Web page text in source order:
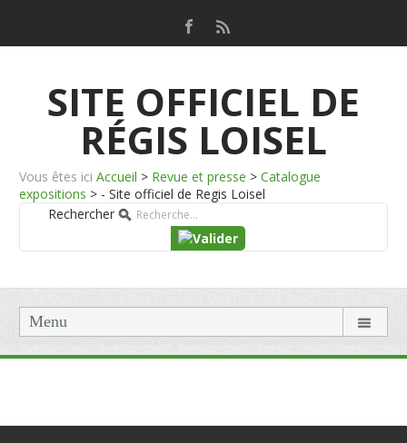
SITE OFFICIEL DE
RÉGIS LOISEL
Vous êtes ici Accueil > Revue et presse > Catalogue
expositions > - Site officiel de Regis Loisel
Rechercher
Menu